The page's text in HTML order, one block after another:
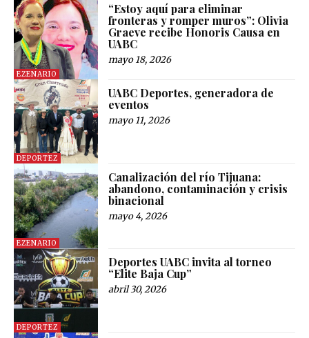
EZENARIO
“Estoy aquí para eliminar
fronteras y romper muros”: Olivia
Graeve recibe Honoris Causa en
UABC
mayo 18, 2026
DEPORTEZ
UABC Deportes, generadora de
eventos
mayo 11, 2026
EZENARIO
Canalización del río Tijuana:
abandono, contaminación y crisis
binacional
mayo 4, 2026
DEPORTEZ
Deportes UABC invita al torneo
“Elite Baja Cup”
abril 30, 2026